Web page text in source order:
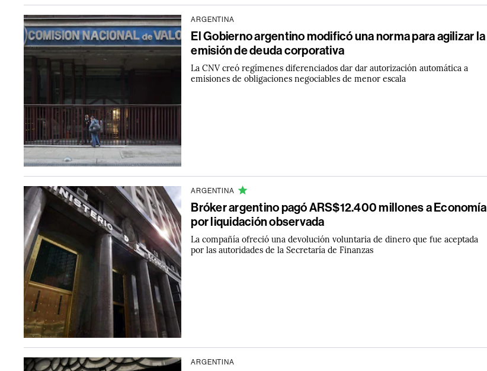
ARGENTINA
El Gobierno argentino modificó una norma para agilizar la
emisión de deuda corporativa
La CNV creó regímenes diferenciados dar dar autorización automática a
emisiones de obligaciones negociables de menor escala
ARGENTINA
Bróker argentino pagó ARS$12.400 millones a Economía
por liquidación observada
La compañía ofreció una devolución voluntaria de dinero que fue aceptada
por las autoridades de la Secretaría de Finanzas
ARGENTINA